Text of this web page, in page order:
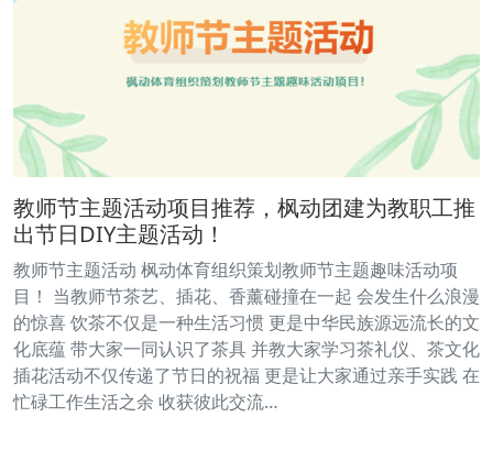
教师节主题活动项目推荐，枫动团建为教职工推
出节日DIY主题活动！
教师节主题活动 枫动体育组织策划教师节主题趣味活动项
目！ 当教师节茶艺、插花、香薰碰撞在一起 会发生什么浪漫
的惊喜 饮茶不仅是一种生活习惯 更是中华民族源远流长的文
化底蕴 带大家一同认识了茶具 并教大家学习茶礼仪、茶文化
插花活动不仅传递了节日的祝福 更是让大家通过亲手实践 在
忙碌工作生活之余 收获彼此交流…